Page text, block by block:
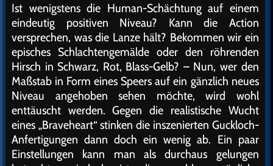
Ist wenigstens die Human-Schächtung auf einem
eindeutig positiven Niveau? Kann die Action
versprechen, was die Lanze hält? Bekommen wir ein
episches Schlachtengemälde oder den röhrenden
Hirsch in Schwarz, Rot, Blass-Gelb? – Nun, wer den
Maßstab in Form eines Speers auf ein gänzlich neues
Niveau angehoben sehen möchte, wird wohl
enttäuscht werden. Gegen die realistische Wucht
eines „Braveheart“ stinken die inszenierten Guckloch-
Anfertigungen dann doch ein wenig ab. Ein paar
Einstellungen kann man als durchaus gelungen